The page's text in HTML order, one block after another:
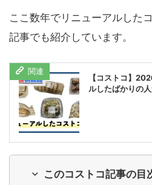
ここ数年でリニューアルした
記事でも紹介しています。
【コストコ】
ルしたばかりの
このコストコ記事の目